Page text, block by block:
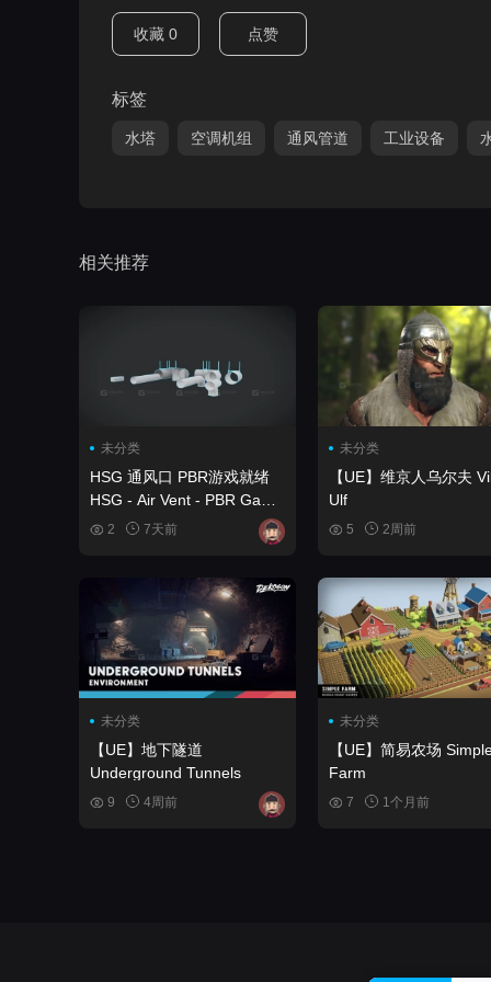
收藏 0 点赞
标签
水塔 空调机组 通风管道 工业设备
相关推荐
未分类
HSG 通风口 PBR游戏就绪
HSG - Air Vent - PBR Game
Ready
2 7天前
未分类
【UE】维京人乌尔夫 Viking
Ulf
5 2周前
未分类
【UE】地下隧道
Underground Tunnels
9 4周前
未分类
【UE】简易农场 Simple
Farm
7 1个月前